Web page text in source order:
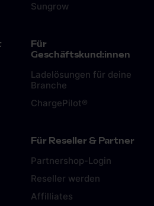
Sungrow
Für
Geschäftskund:innen
Ladelösungen für deine
Branche
ChargePilot®
Für Reseller & Partner
Partnershop-Login
Reseller werden
Affilliates